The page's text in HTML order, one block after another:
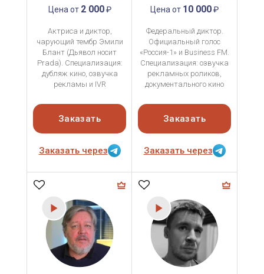
Цена от 2 000₽
Актриса и диктор,
чарующий тембр Эмили
Блант (Дьявол носит
Prada). Специализация:
дубляж кино, озвучка
рекламы и IVR
Заказать
Заказать через
Цена от 10 000₽
Федеральный диктор.
Официальный голос
«Россия-1» и Business FM.
Специализация: озвучка
рекламных роликов,
документального кино
Заказать
Заказать через